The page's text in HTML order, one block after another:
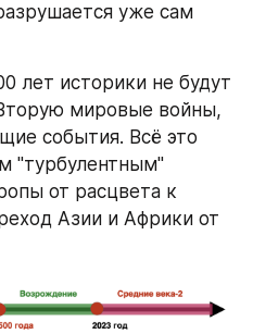
уже сам
лет историки не будут
мировые войны,
события. Всё это
"турбулентным"
от расцвета к
Азии и Африки от